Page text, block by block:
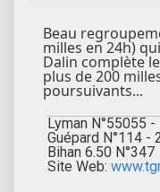
Beau
milles en 24h)
Dalin complète
plus de 200
poursuivants...
Lyman N°55055
Guépard N°114 -
Bihan 6.50 N°347
Site Web: